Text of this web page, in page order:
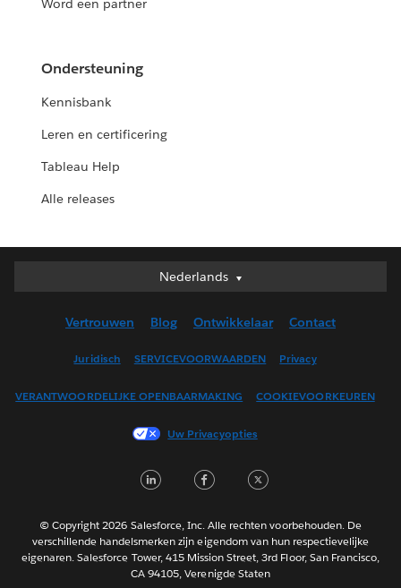
Word een partner
Ondersteuning
Kennisbank
Leren en certificering
Tableau Help
Alle releases
Nederlands
Nederlands
English (UK)
Français (Canada)
Français (France)
日本語
Português
Svenska
ไทย
Vertrouwen Blog Ontwikkelaar Contact
Juridisch SERVICEVOORWAARDEN Privacy
VERANTWOORDELIJKE OPENBAARMAKING COOKIEVOORKEUREN
Uw Privacyopties
LinkedInFacebook
© Copyright 2026 Salesforce, Inc. Alle rechten voorbehouden. De
verschillende handelsmerken zijn eigendom van hun respectievelijke
eigenaren. Salesforce Tower, 415 Mission Street, 3rd Floor, San Francisco,
CA 94105, Verenigde Staten